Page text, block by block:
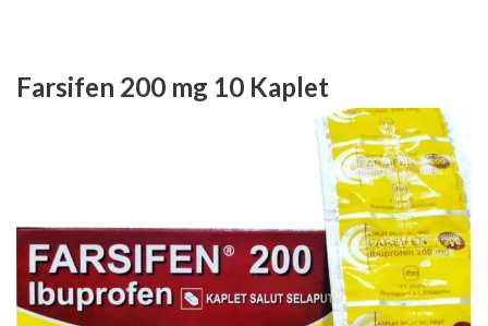
Farsifen 200 mg 10 Kaplet